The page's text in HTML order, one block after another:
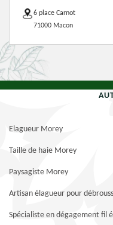
6 place Carnot
71000 Macon
Elagueur Morey
Taille de haie Morey
Paysagiste Morey
Artisan élagueur pour
Spécialiste en dégagement fil